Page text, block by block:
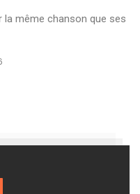
la même chanson que ses